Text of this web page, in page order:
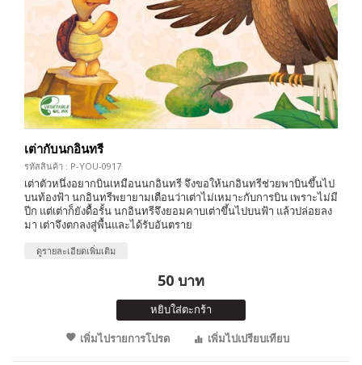
เต่ากับนกอินทรี
รหัสสินค้า : P-YOU-0917
เต่าตัวหนึ่งอยากบินเหมือนนกอินทรี จึงขอให้นกอินทรีช่วยพาบินขึ้นไป
บนท้องฟ้า นกอินทรีพยายามเตือนว่าเต่าไม่เหมาะกับการบิน เพราะไม่มี
ปีก แต่เต่าก็ยังดื้อรั้น นกอินทรีจึงยอมคาบเต่าขึ้นไปบนฟ้า แล้วปล่อยลง
มา เต่าจึงตกลงสู่พื้นและได้รับอันตราย
ดูรายละเอียดเพิ่มเติม
50 บาท
หยิบใส่ตะกร้า
เพิ่มไปรายการโปรด
เพิ่มไปเปรียบเทียบ